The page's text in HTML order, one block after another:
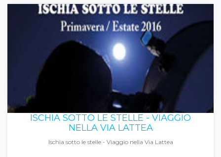
ISCHIA SOTTO LE STELLE - VIAGGIO
NELLA VIA LATTEA
Ischia sotto le stelle - Viaggio nella Via Lattea